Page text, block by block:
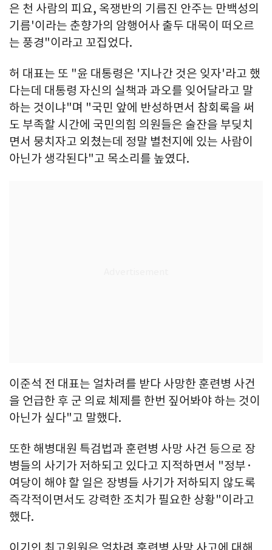
은 천 사람의 피요, 옥쟁반의 기름진 안주는 만백성의
기름'이라는 춘향가의 암행어사 출두 대목이 떠오르
는 풍경"이라고 꼬집었다.
허 대표는 또 "윤 대통령은 '지나간 것은 잊자'라고 했
다는데 대통령 자신의 실책과 과오를 잊어달라고 말
하는 것이냐"며 "국민 앞에 반성하면서 참회록을 써
도 부족할 시간에 국민의힘 의원들은 술잔을 부딪치
면서 뭉치자고 외쳤는데 정말 별천지에 있는 사람이
아닌가 생각된다"고 목소리를 높였다.
이준석 전 대표는 얼차려를 받다 사망한 훈련병 사건
을 언급한 후 군 의료 체제를 한번 짚어봐야 하는 것이
아닌가 싶다"고 말했다.
또한 해병대원 특검법과 훈련병 사망 사건 등으로 장
병들의 사기가 저하되고 있다고 지적하면서 "정부·
여당이 해야 할 일은 장병들 사기가 저하되지 않도록
즉각적이면서도 강력한 조치가 필요한 상황"이라고
했다.